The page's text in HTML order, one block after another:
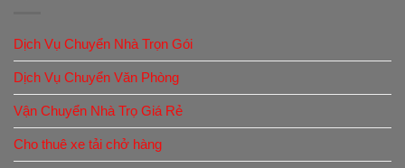
Dịch Vụ Chuyển Nhà Trọn Gói
Dịch Vụ Chuyển Văn Phòng
Vận Chuyển Nhà Trọ Giá Rẻ
Cho thuê xe tải chở hàng